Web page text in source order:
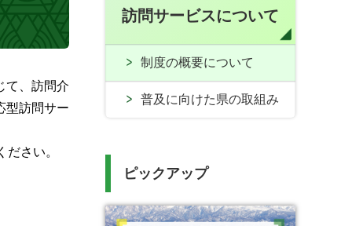
て、訪問介
型訪問サー
さい。
訪問サービスについて
制度の概要について
普及に向けた県の取組み
ピックアップ